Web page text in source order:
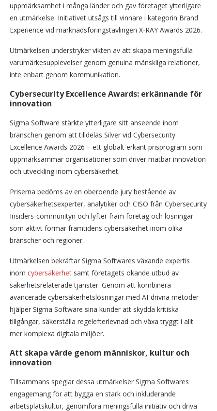
uppmärksamhet i många länder och gav företaget ytterligare
en utmärkelse. Initiativet utsågs till vinnare i kategorin Brand
Experience vid marknadsföringstävlingen X-RAY Awards 2026.
Utmärkelsen understryker vikten av att skapa meningsfulla
varumärkesupplevelser genom genuina mänskliga relationer,
inte enbart genom kommunikation.
Cybersecurity Excellence Awards: erkännande för
innovation
Sigma Software stärkte ytterligare sitt anseende inom
branschen genom att tilldelas Silver vid Cybersecurity
Excellence Awards 2026 – ett globalt erkänt prisprogram som
uppmärksammar organisationer som driver mätbar innovation
och utveckling inom cybersäkerhet.
Priserna bedöms av en oberoende jury bestående av
cybersäkerhetsexperter, analytiker och CISO från Cybersecurity
Insiders-communityn och lyfter fram företag och lösningar
som aktivt formar framtidens cybersäkerhet inom olika
branscher och regioner.
Utmärkelsen bekräftar Sigma Softwares växande expertis
inom cybersäkerhet samt företagets ökande utbud av
säkerhetsrelaterade tjänster. Genom att kombinera
avancerade cybersäkerhetslösningar med AI-drivna metoder
hjälper Sigma Software sina kunder att skydda kritiska
tillgångar, säkerställa regelefterlevnad och växa tryggt i allt
mer komplexa digitala miljöer.
Att skapa värde genom människor, kultur och
innovation
Tillsammans speglar dessa utmärkelser Sigma Softwares
engagemang för att bygga en stark och inkluderande
arbetsplatskultur, genomföra meningsfulla initiativ och driva